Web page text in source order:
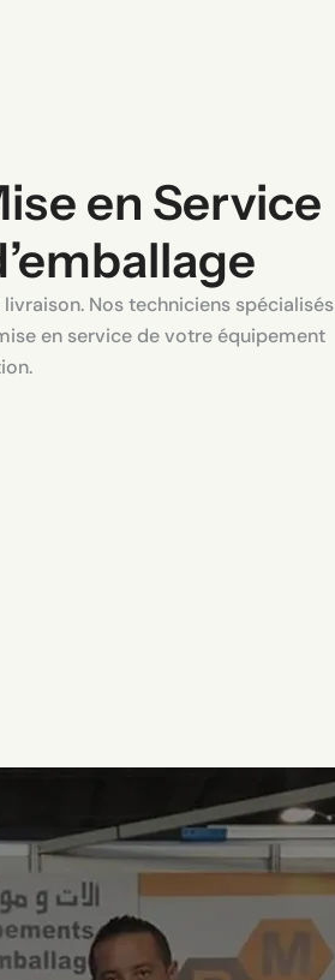
en Service
Nos techniciens spécialisés
en service de votre équipement